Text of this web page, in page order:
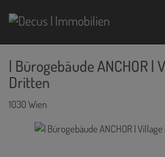
| Bürogebäude ANCHOR |
Dritten
1030 Wien